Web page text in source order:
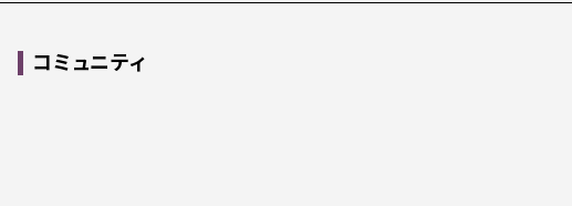
コミュニティ